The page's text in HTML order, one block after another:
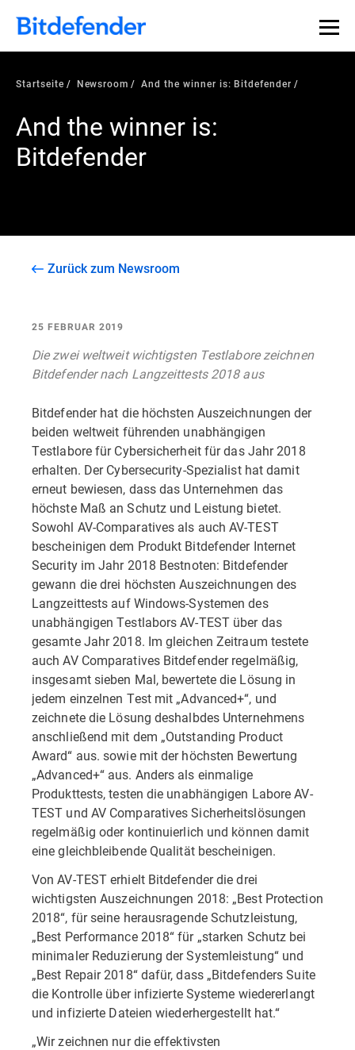
Startseite Newsroom And the winner is: Bitdefender
And the winner is:
Bitdefender
Zurück zum Newsroom
25 FEBRUAR 2019
Die zwei weltweit wichtigsten Testlabore zeichnen
Bitdefender nach Langzeittests 2018 aus
Bitdefender hat die höchsten Auszeichnungen der
beiden weltweit führenden unabhängigen
Testlabore für Cybersicherheit für das Jahr 2018
erhalten. Der Cybersecurity-Spezialist hat damit
erneut bewiesen, dass das Unternehmen das
höchste Maß an Schutz und Leistung bietet.
Sowohl AV-Comparatives als auch AV-TEST
bescheinigen dem Produkt Bitdefender Internet
Security im Jahr 2018 Bestnoten: Bitdefender
gewann die drei höchsten Auszeichnungen des
Langzeittests auf Windows-Systemen des
unabhängigen Testlabors AV-TEST über das
gesamte Jahr 2018. Im gleichen Zeitraum testete
auch AV Comparatives Bitdefender regelmäßig,
insgesamt sieben Mal, bewertete die Lösung in
jedem einzelnen Test mit „Advanced+“, und
zeichnete die Lösung deshalbdes Unternehmens
anschließend mit dem „Outstanding Product
Award“ aus. sowie mit der höchsten Bewertung
„Advanced+“ aus. Anders als einmalige
Produkttests, testen die unabhängigen Labore AV-
TEST und AV Comparatives Sicherheitslösungen
regelmäßig oder kontinuierlich und können damit
eine gleichbleibende Qualität bescheinigen.
Von AV-TEST erhielt Bitdefender die drei
wichtigsten Auszeichnungen 2018: „Best Protection
2018“, für seine herausragende Schutzleistung,
„Best Performance 2018“ für „starken Schutz bei
minimaler Reduzierung der Systemleistung“ und
„Best Repair 2018“ dafür, dass „Bitdefenders Suite
die Kontrolle über infizierte Systeme wiedererlangt
und infizierte Dateien wiederhergestellt hat.“
„Wir zeichnen nur die effektivsten